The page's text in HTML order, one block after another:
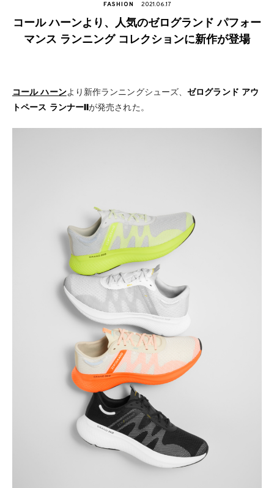
FASHION 2021.06.17
コール ハーンより、人気のゼログランド パフォー
マンス ランニング コレクションに新作が登場
コール ハーンより新作ランニングシューズ、ゼログランド アウ
トペース ランナーⅡが発売された。